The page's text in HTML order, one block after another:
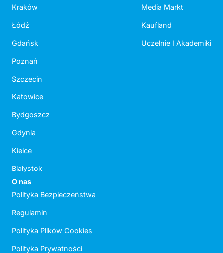
Kraków
Łódź
Gdańsk
Poznań
Szczecin
Katowice
Bydgoszcz
Gdynia
Kielce
Białystok
Media Markt
Kaufland
Uczelnie I Akademiki
O nas
Polityka Bezpieczeństwa
Regulamin
Polityka Plików Cookies
Polityka Prywatności